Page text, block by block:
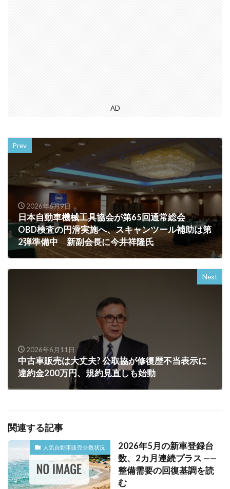
AD
Prev
2026年6月9日
日本自動車機械工具協会が第65回通常総会
OBD検査の円滑実施へ、スキャンツール補助は第
2弾準備中 新副会長に今井祥隆氏
Next
2026年6月11日
中古車販売は大丈夫? 公取協が修復歴不当表示に
違約金200万円、規約見直しも始動
関連する記事
人気自動車販売台数状況
2026年5月の新車登録台
数、2カ月連続プラス ——
整備需要の回復基調を読
む